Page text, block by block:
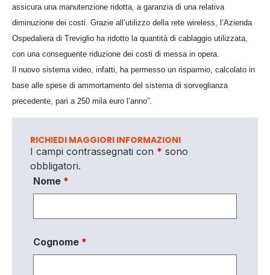
assicura una manutenzione ridotta, a garanzia di una relativa
diminuzione dei costi. Grazie all’utilizzo della rete wireless, l’Azienda
Ospedaliera di Treviglio ha ridotto la quantità di cablaggio utilizzata,
con una conseguente riduzione dei costi di messa in opera.
Il nuovo sistema video, infatti, ha permesso un risparmio, calcolato in
base alle spese di ammortamento del sistema di sorveglianza
precedente, pari a 250 mila euro l’anno”.
RICHIEDI MAGGIORI INFORMAZIONI
I campi contrassegnati con * sono
obbligatori.
Nome *
Cognome *